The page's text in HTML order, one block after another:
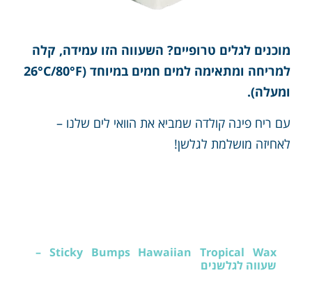
מוכנים לגלים טרופיים? השעווה הזו עמידה, קלה
למריחה ומתאימה למים חמים במיוחד (26°C/80°F
ומעלה).
עם ריח פינה קולדה שמביא את הוואי לים שלנו –
לאחיזה מושלמת לגלשן!
Sticky Bumps Hawaiian Tropical Wax –
שעווה לגלשנים